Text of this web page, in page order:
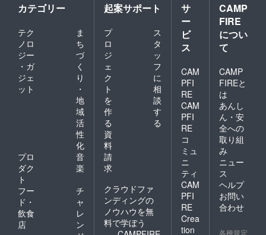
カテゴリー
テク
ノロ
ジー
・ガ
ジェ
ット
ま
ち
づ
く
り
・
地
域
活
性
化
プロ
ダク
ト
音
楽
フー
ド・
飲食
店
チ
ャ
レ
ン
起案サポート
プ
ロ
ジ
ェ
ク
ト
を
作
る
ス
タ
ッ
フ
に
相
談
す
る
資
料
請
求
クラウドファ
ンディングの
ノウハウを無
料で学ぼう
サ
ー
ビ
ス
CAM
PFI
RE
CAM
PFI
RE
コ
ミュ
ニ
ティ
CAM
PFI
RE
Crea
tion
CAMP
FIRE
につい
て
CAMP
FIREと
は
あんし
ん・安
全への
取り組
み
ニュー
ス
ヘルプ
お問い
合わせ
各種規定